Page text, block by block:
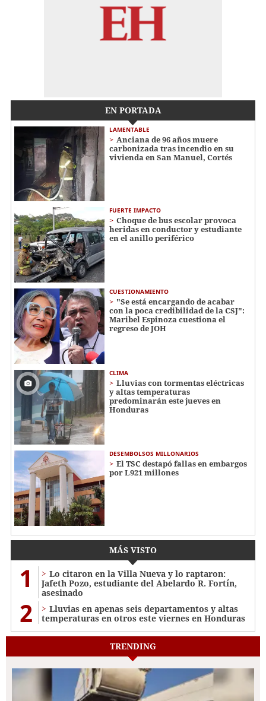
EN PORTADA
LAMENTABLE
Anciana de 96 años muere
carbonizada tras incendio en su
vivienda en San Manuel, Cortés
FUERTE IMPACTO
Choque de bus escolar provoca
heridas en conductor y estudiante
en el anillo periférico
CUESTIONAMIENTO
"Se está encargando de acabar
con la poca credibilidad de la CSJ":
Maribel Espinoza cuestiona el
regreso de JOH
CLIMA
Lluvias con tormentas eléctricas
y altas temperaturas
predominarán este jueves en
Honduras
DESEMBOLSOS MILLONARIOS
El TSC destapó fallas en embargos
por L921 millones
MÁS VISTO
1
Lo citaron en la Villa Nueva y lo raptaron:
Jafeth Pozo, estudiante del Abelardo R. Fortín,
asesinado
2
Lluvias en apenas seis departamentos y altas
temperaturas en otros este viernes en Honduras
TRENDING